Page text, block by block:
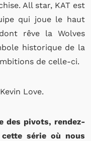
All star, KAT est
qui joue le haut
rêve la Wolves
historique de la
de celle-ci.
Love.
des pivots, rendez-
série où nous